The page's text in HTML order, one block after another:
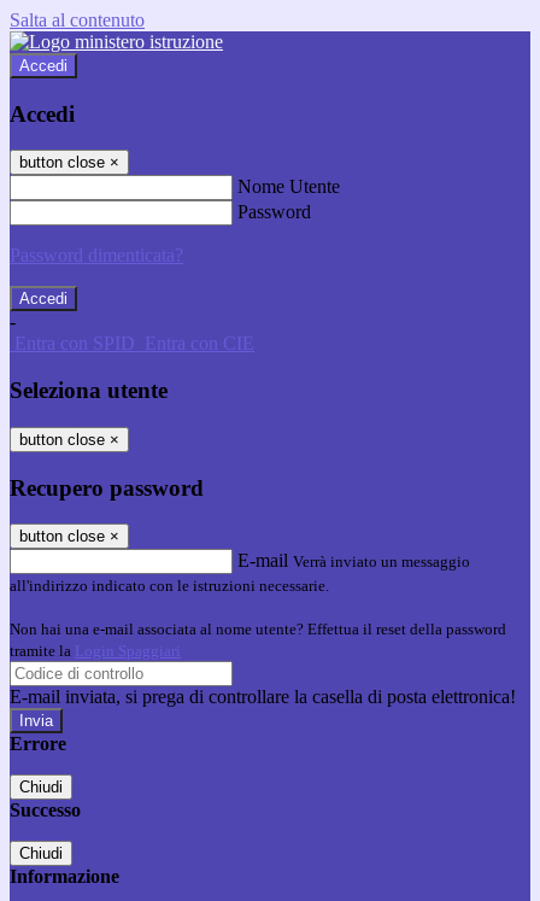
Salta al contenuto
Accedi
Accedi
button close ×
Nome Utente
Password
Password dimenticata?
-
Entra con SPID Entra con CIE
Seleziona utente
button close ×
Recupero password
button close ×
E-mail Verrà inviato un messaggio
all'indirizzo indicato con le istruzioni necessarie.
Non hai una e-mail associata al nome utente? Effettua il reset della password
tramite la Login Spaggiari
E-mail inviata, si prega di controllare la casella di posta elettronica!
Errore
Chiudi
Successo
Chiudi
Informazione